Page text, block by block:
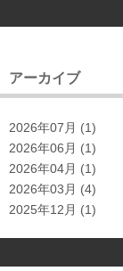
アーカイブ
2026年07月 (1)
2026年06月 (1)
2026年04月 (1)
2026年03月 (4)
2025年12月 (1)